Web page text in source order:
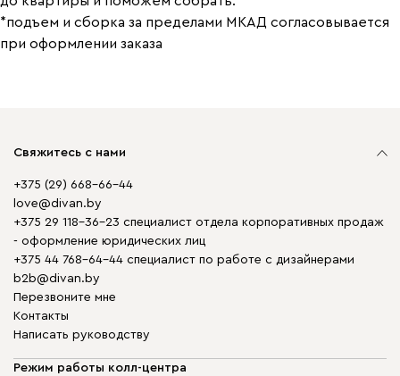
*подъем и сборка за пределами МКАД согласовывается
при оформлении заказа
Свяжитесь с нами
+375 (29) 668-66-44
love@divan.by
+375 29 118-36-23 специалист отдела корпоративных продаж
- оформление юридических лиц
+375 44 768-64-44 специалист по работе с дизайнерами
b2b@divan.by
Перезвоните мне
Контакты
Написать руководству
Режим работы колл-центра